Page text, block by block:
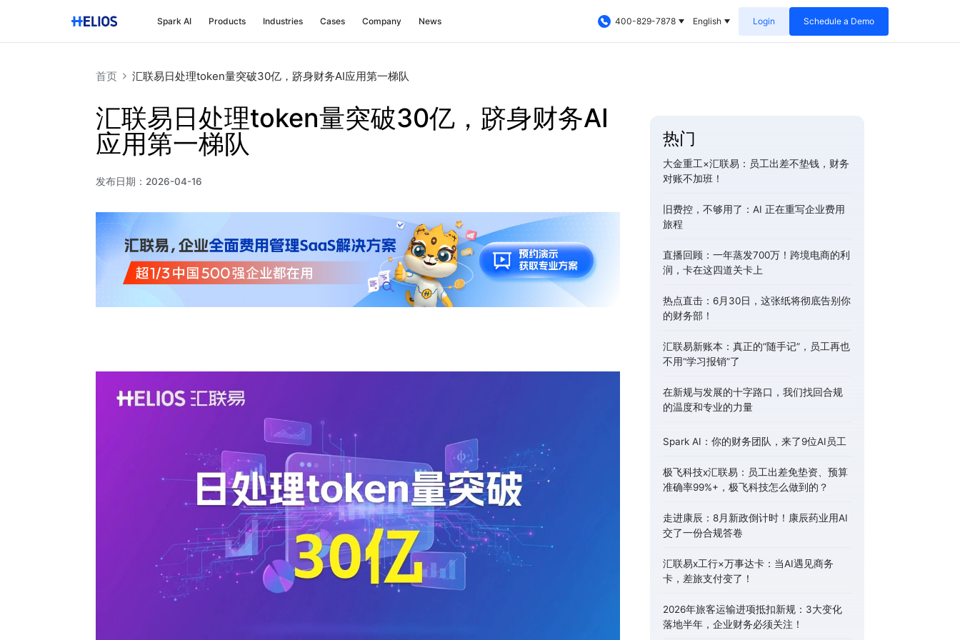
Spark AI Products Industries Cases Company News 400-829-7878 English Login Schedule a Demo
首页 汇联易日处理token量突破30亿，跻身财务AI应用第一梯队
汇联易日处理token量突破30亿，跻身财务AI
应用第一梯队
发布日期： 2026-04-16
热门
大金重工×汇联易：员工出差不垫钱，财务
对账不加班！
旧费控，不够用了：AI 正在重写企业费用
旅程
直播回顾：一年蒸发700万！跨境电商的利
润，卡在这四道关卡上
热点直击：6月30日，这张纸将彻底告别你
的财务部！
汇联易新账本：真正的“随手记”，员工再也
不用“学习报销”了
在新规与发展的十字路口，我们找回合规
的温度和专业的力量
Spark AI：你的财务团队，来了9位AI员工
极飞科技x汇联易：员工出差免垫资、预算
准确率99%+，极飞科技怎么做到的？
走进康辰：8月新政倒计时！康辰药业用AI
交了一份合规答卷
汇联易x工行×万事达卡：当AI遇见商务
卡，差旅支付变了！
2026年旅客运输进项抵扣新规：3大变化
落地半年，企业财务必须关注！